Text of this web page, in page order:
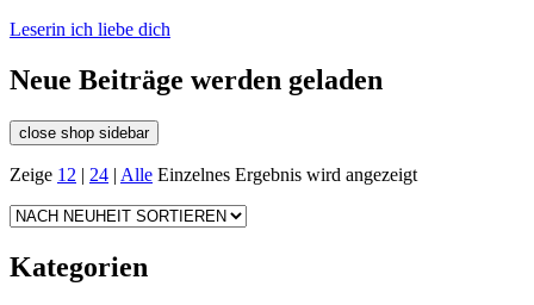
Leserin ich liebe dich
Neue Beiträge werden geladen
close shop sidebar
Zeige 12 | 24 | Alle Einzelnes Ergebnis wird angezeigt
Kategorien